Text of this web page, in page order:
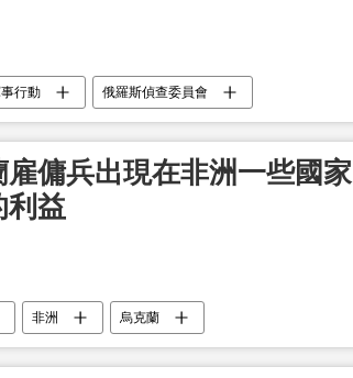
行動 俄羅斯偵查委員會
傭兵出現在非洲一些國家
利益
非洲 烏克蘭